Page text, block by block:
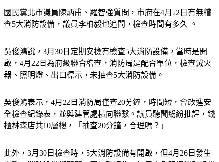
國民黨北市議員陳炳甫、羅智強質問，市府在4月22日有無稽
查5大消防設備，議員李柏毅也追問，檢查時間有多久 。
吳俊鴻說，3月30日定期安檢有檢查5大消防設備，當時是開
啟，4月22日為府級聯合稽查，消防局是配合單位，檢查滅火
器、照明燈、出口標示，未抽查5大消防設備。
吳俊鴻表示，4月22日消防局僅查20分鐘，時間短，會改進安
全檢查紀錄表，並與建管處橫向聯繫。議員聽聞紛紛批評，錢
櫃林森店共10層樓，「抽查20分鐘，合理嗎？」
此外，3月30日檢查時，5大消防設備有開啟，但4月26日發生